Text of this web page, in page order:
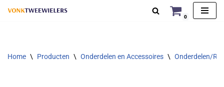
de
0
Home \ Producten \ Onderdelen en Accessoires \ Onderdelen/